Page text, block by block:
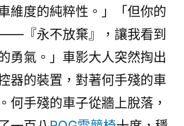
維度的純粹性。」「但你的
『永不放棄』，讓我看到
勇氣。」車影大人突然掏出
器的裝置，對著何手殘的車
何手殘的車子從牆上脫落，